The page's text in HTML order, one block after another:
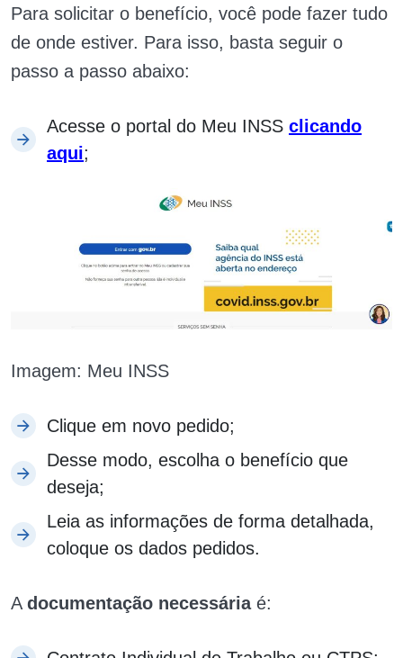
Para solicitar o benefício, você pode fazer tudo
de onde estiver. Para isso, basta seguir o
passo a passo abaixo:
Acesse o portal do Meu INSS clicando
aqui;
Imagem: Meu INSS
Clique em novo pedido;
Desse modo, escolha o benefício que
deseja;
Leia as informações de forma detalhada,
coloque os dados pedidos.
A documentação necessáriaé: